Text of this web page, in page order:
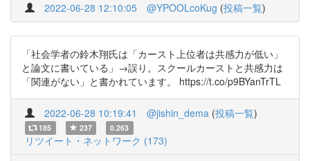
2022-06-28 12:10:05 @YPOOLcoKug (投稿一覧)
「社会学者の鈴木翔氏は「カースト上位者は共感力が低い」
と論文に書いている」→誤り。スクールカーストと共感力は
「関連がない」と書かれています。 https://t.co/p9BYanTrTL
2022-06-28 10:19:41 @jishin_dema (投稿一覧)
185 237 0.263
リツイート・ネットワーク (173)